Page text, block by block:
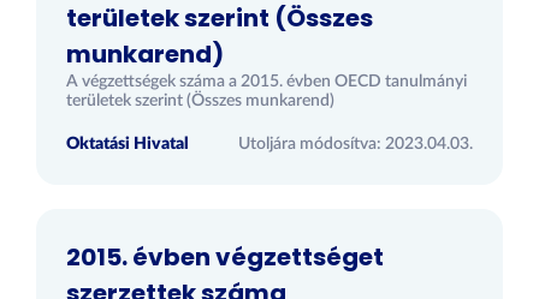
területek szerint (Összes
munkarend)
A végzettségek száma a 2015. évben OECD tanulmányi
területek szerint (Összes munkarend)
Oktatási Hivatal Utoljára módosítva: 2023.04.03.
2015. évben végzettséget